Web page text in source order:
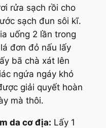
rửa sạch rồi cho
sạch đun sôi kĩ.
uống 2 lần trong
đơn đỏ nấu lấy
bã chà xát lên
ngứa ngáy khó
giải quyết hoàn
mà thôi.
da cơ địa: Lấy 1